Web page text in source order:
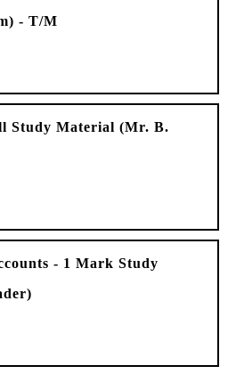
- T/M
Study Material (Mr. B.
- 1 Mark Study